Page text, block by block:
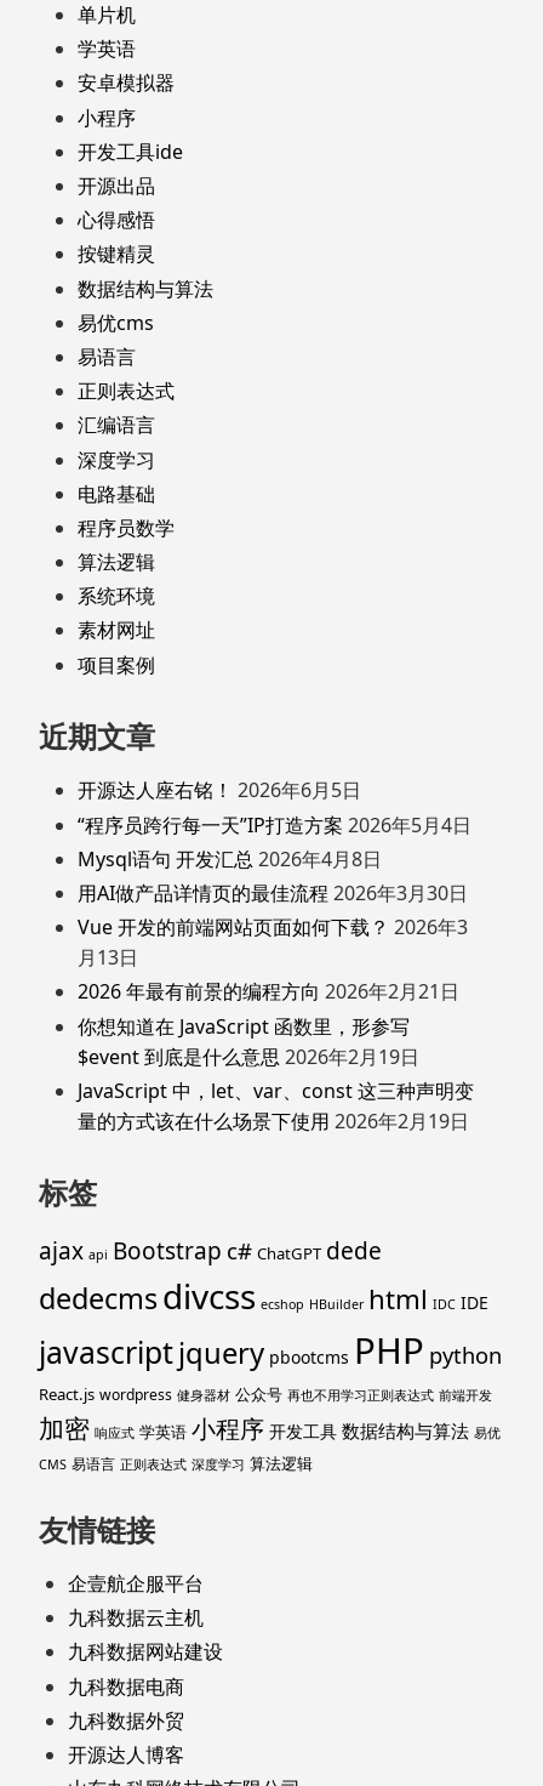
单片机
学英语
安卓模拟器
小程序
开发工具ide
开源出品
心得感悟
按键精灵
数据结构与算法
易优cms
易语言
正则表达式
汇编语言
深度学习
电路基础
程序员数学
算法逻辑
系统环境
素材网址
项目案例
近期文章
开源达人座右铭！ 2026年6月5日
“程序员跨行每一天”IP打造方案 2026年5月4日
Mysql语句 开发汇总 2026年4月8日
用AI做产品详情页的最佳流程 2026年3月30日
Vue 开发的前端网站页面如何下载？ 2026年3
月13日
2026 年最有前景的编程方向 2026年2月21日
你想知道在 JavaScript 函数里，形参写
$event 到底是什么意思 2026年2月19日
JavaScript 中，let、var、const 这三种声明变
量的方式该在什么场景下使用 2026年2月19日
标签
ajax api Bootstrap c# ChatGPT dede
dedecmsdivcss ecshop HBuilder html IDC IDE
javascriptjquery pbootcms PHP python
React.js wordpress 健身器材 公众号 再也不用学习正则表达式 前端开发
加密 响应式 学英语 小程序 开发工具 数据结构与算法 易优
CMS 易语言 正则表达式 深度学习 算法逻辑
友情链接
企壹航企服平台
九科数据云主机
九科数据网站建设
九科数据电商
九科数据外贸
开源达人博客